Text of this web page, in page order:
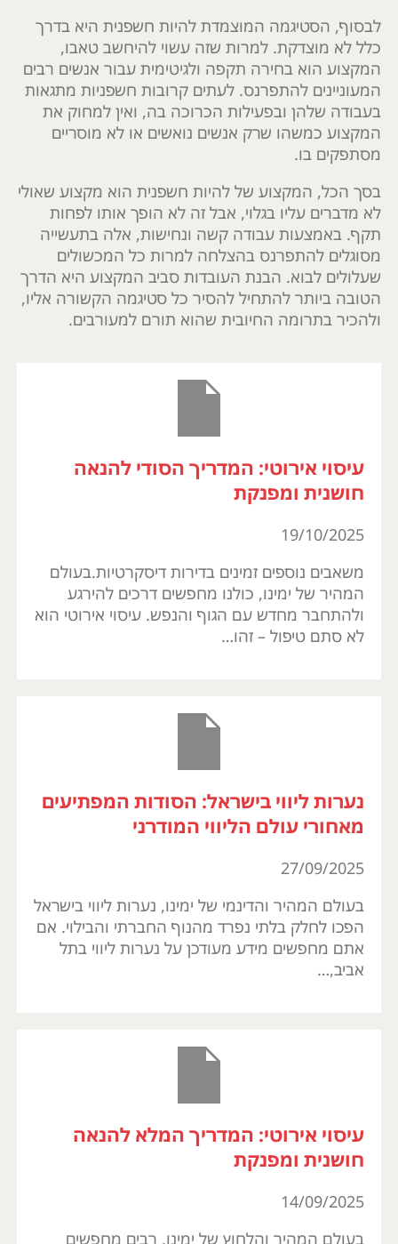
לבסוף, הסטיגמה המוצמדת להיות חשפנית היא בדרך
כלל לא מוצדקת. למרות שזה עשוי להיחשב טאבו,
המקצוע הוא בחירה תקפה ולגיטימית עבור אנשים רבים
המעוניינים להתפרנס. לעתים קרובות חשפניות מתגאות
בעבודה שלהן ובפעילות הכרוכה בה, ואין למחוק את
המקצוע כמשהו שרק אנשים נואשים או לא מוסריים
מסתפקים בו.
בסך הכל, המקצוע של להיות חשפנית הוא מקצוע שאולי
לא מדברים עליו בגלוי, אבל זה לא הופך אותו לפחות
תקף. באמצעות עבודה קשה ונחישות, אלה בתעשייה
מסוגלים להתפרנס בהצלחה למרות כל המכשולים
שעלולים לבוא. הבנת העובדות סביב המקצוע היא הדרך
הטובה ביותר להתחיל להסיר כל סטיגמה הקשורה אליו,
ולהכיר בתרומה החיובית שהוא תורם למעורבים.
עיסוי אירוטי: המדריך הסודי להנאה
חושנית ומפנקת
19/10/2025
משאבים נוספים זמינים בדירות דיסקרטיות.בעולם
המהיר של ימינו, כולנו מחפשים דרכים להירגע
ולהתחבר מחדש עם הגוף והנפש. עיסוי אירוטי הוא
לא סתם טיפול – זהו…
נערות ליווי בישראל: הסודות המפתיעים
מאחורי עולם הליווי המודרני
27/09/2025
בעולם המהיר והדינמי של ימינו, נערות ליווי בישראל
הפכו לחלק בלתי נפרד מהנוף החברתי והבילוי. אם
אתם מחפשים מידע מעודכן על נערות ליווי בתל
אביב,…
עיסוי אירוטי: המדריך המלא להנאה
חושנית ומפנקת
14/09/2025
בעולם המהיר והלחוץ של ימינו, רבים מחפשים